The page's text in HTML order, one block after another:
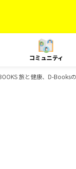
コミュニティ
旅と健康、D-Books